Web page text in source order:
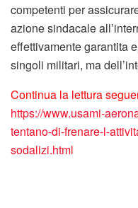
competenti per
azione sindacale
effettivamente garantita
singoli militari, ma
Continua la lettura
https://www.usami-
tentano-di-frenare-l-
sodalizi.html